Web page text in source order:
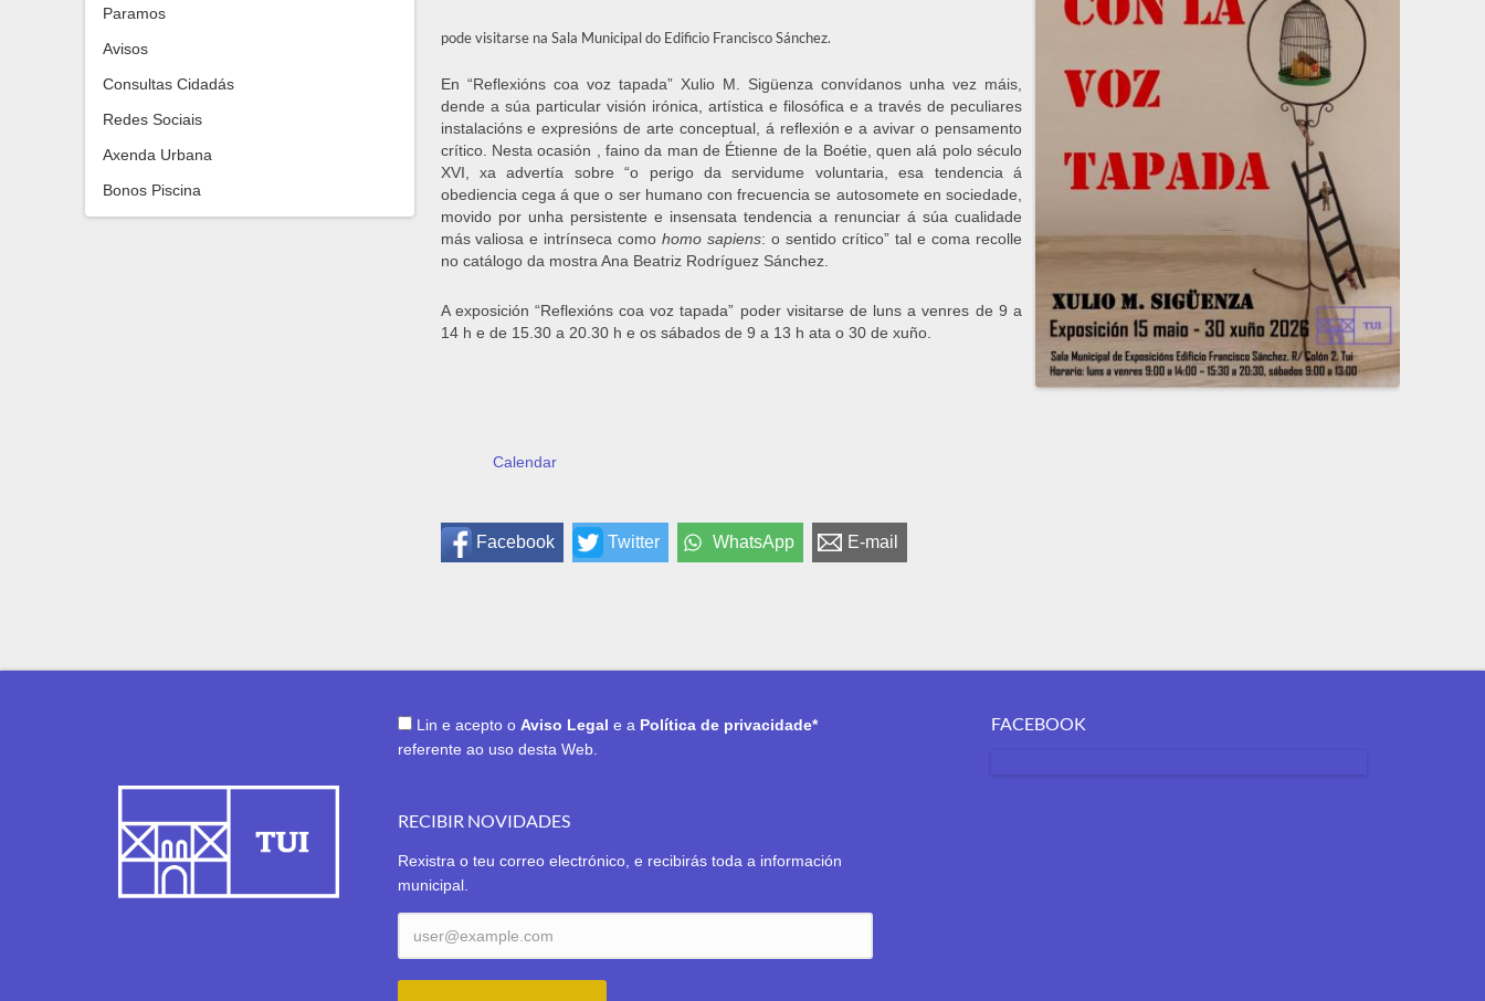
Paramos
Avisos
Consultas Cidadás
Redes Sociais
Axenda Urbana
Bonos Piscina
pode visitarse na Sala Municipal do Edificio Francisco Sánchez.
En “Reflexións coa voz tapada” Xulio M. Sigüenza convídanos unha vez máis,
dende a súa particular visión irónica, artística e filosófica e a través de peculiares
instalacións e expresións de arte conceptual, á reflexión e a avivar o pensamento
crítico. Nesta ocasión , faino da man de Étienne de la Boétie, quen alá polo século
XVI, xa advertía sobre “o perigo da servidume voluntaria, esa tendencia á
obediencia cega á que o ser humano con frecuencia se autosomete en sociedade,
movido por unha persistente e insensata tendencia a renunciar á súa cualidade
más valiosa e intrínseca comohomo sapiens: o sentido crítico” tal e coma recolle
no catálogo da mostra Ana Beatriz Rodríguez Sánchez.
A exposición “Reflexións coa voz tapada” poder visitarse de luns a venres de 9 a
14 h e de 15.30 a 20.30 h e os sábados de 9 a 13 h ata o 30 de xuño.
Calendar
Facebook Twitter WhatsApp E-mail
Lin e acepto oAviso Legal e a Política de privacidade*
referente ao uso desta Web.
RECIBIR NOVIDADES
Rexistra o teu correo electrónico, e recibirás toda a información
municipal.
FACEBOOK